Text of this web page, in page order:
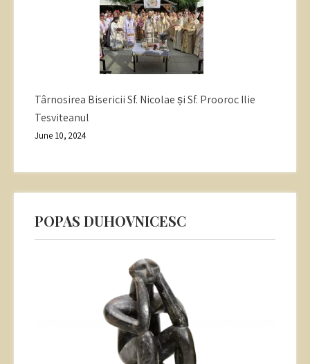
Târnosirea Bisericii Sf. Nicolae și Sf. Prooroc Ilie
Tesviteanul
June 10, 2024
POPAS DUHOVNICESC